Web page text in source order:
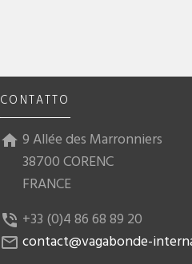
CONTATTO
home 9 Allée des Marronniers
38700 CORENC
FRANCE
phone_in_talk +33 (0)4 86 68 89 20
mail_outline contact@vagabonde-